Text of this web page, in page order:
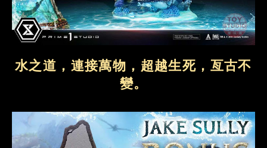
水之道，連接萬物，超越生死，亙古不
變。